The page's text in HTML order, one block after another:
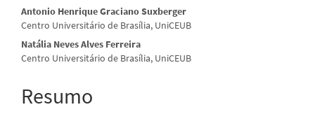
Conteúdo
do
artigo
principal
Antonio Henrique Graciano Suxberger
Centro Universitário de Brasília, UniCEUB
Natália Neves Alves Ferreira
Centro Universitário de Brasília, UniCEUB
Resumo